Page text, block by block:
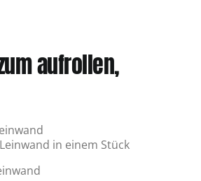
aufrollen,
in einem Stück